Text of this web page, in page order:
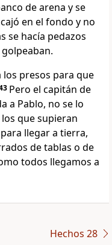
de arena y se
en el fondo y no
se hacía pedazos
presos para que
Pero el capitán de
a Pablo, no se lo
que supieran
llegar a tierra,
de tablas o de
todos llegamos a
Hechos 28